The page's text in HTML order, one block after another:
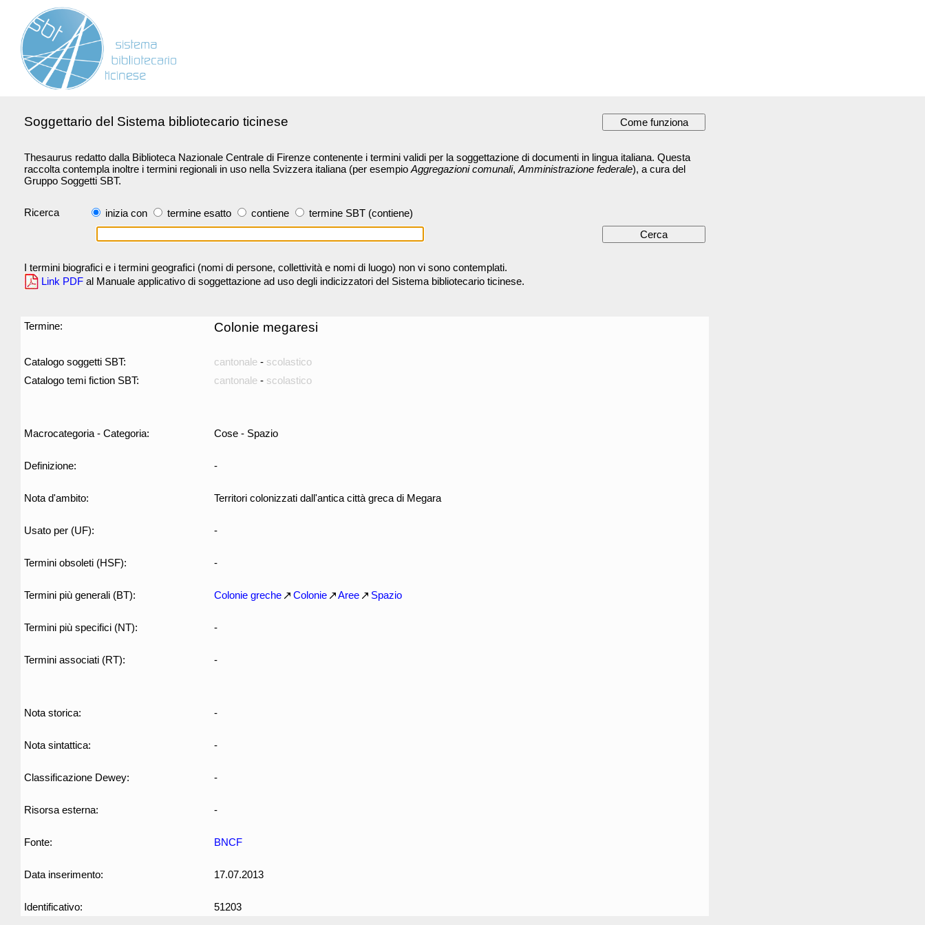
Soggettario del Sistema bibliotecario ticinese
Thesaurus redatto dalla Biblioteca Nazionale Centrale di Firenze contenente i termini validi per la soggettazione di documenti in lingua italiana. Questa
raccolta contempla inoltre i termini regionali in uso nella Svizzera italiana (per esempio Aggregazioni comunali, Amministrazione federale), a cura del
Gruppo Soggetti SBT.
Ricerca inizia con termine esatto contiene termine SBT (contiene)
I termini biografici e i termini geografici (nomi di persone, collettività e nomi di luogo) non vi sono contemplati.
Link PDF al Manuale applicativo di soggettazione ad uso degli indicizzatori del Sistema bibliotecario ticinese.
Termine: Colonie megaresi
Catalogo soggetti SBT: cantonale - scolastico
Catalogo temi fiction SBT:
cantonale - scolastico
Macrocategoria - Categoria: Cose - Spazio
Definizione: -
Nota d'ambito: Territori colonizzati dall'antica città greca di Megara
Usato per (UF): -
Termini obsoleti (HSF): -
Termini più generali (BT): Colonie greche Colonie Aree Spazio
Termini più specifici (NT): -
Termini associati (RT): -
Nota storica: -
Nota sintattica: -
Classificazione Dewey: -
Risorsa esterna: -
Fonte: BNCF
Data inserimento: 17.07.2013
Identificativo: 51203